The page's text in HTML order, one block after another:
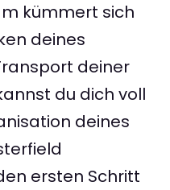
kümmert sich
deines
deiner
du dich voll
deines
ersten Schritt